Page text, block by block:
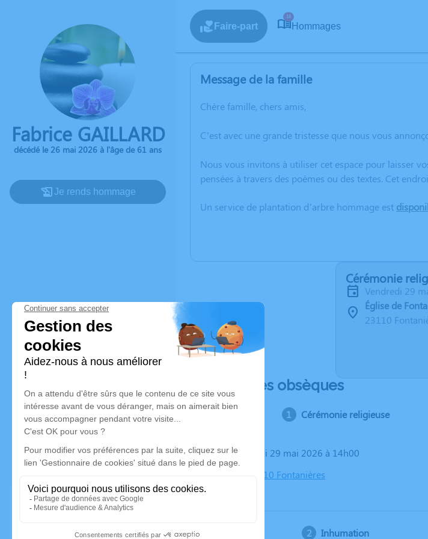
Fabrice GAILLARD
décédé le 26 mai 2026 à l'âge de 61 ans
Je rends hommage
Faire-part
18
Hommages
Message de la famille
Chère famille, chers amis,
C’est avec une grande tristesse que nous vous
Nous vous invitons à utiliser cet espace pour laisser
pensées à travers des poèmes ou des textes. Cet
Un service de plantation d’arbre hommage est
Cérémonie
vendredi 29
Église de
23110
Déroulé des obsèques
Cérémonie religieuse
Le vendredi 29 mai 2026 à 14h00
Église, 23110 Fontanières
Inhumation